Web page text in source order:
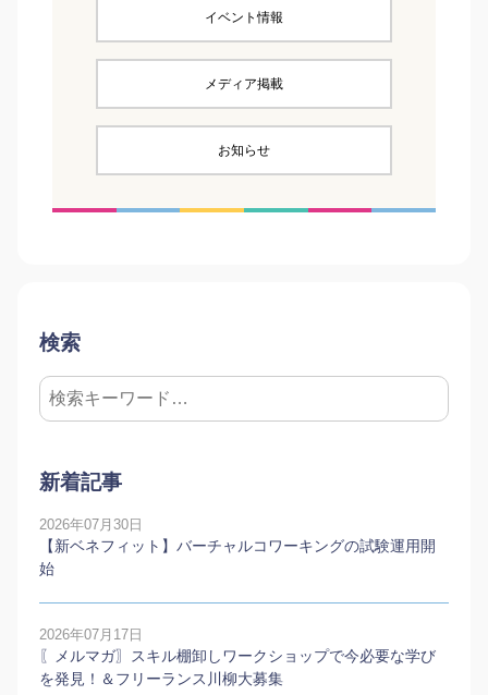
イベント情報
メディア掲載
お知らせ
検索
新着記事
2026年07月30日
【新ベネフィット】バーチャルコワーキングの試験運用開
始
2026年07月17日
〖メルマガ〗スキル棚卸しワークショップで今必要な学び
を発見！＆フリーランス川柳大募集